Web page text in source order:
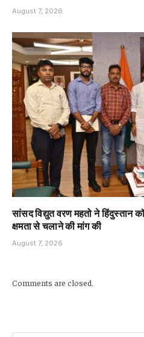
August 7, 2026
सांसद विद्युत वरण महतो ने हिंदुस्तान
क्षमता से चलाने की मांग की
August 7, 2026
Comments are closed.